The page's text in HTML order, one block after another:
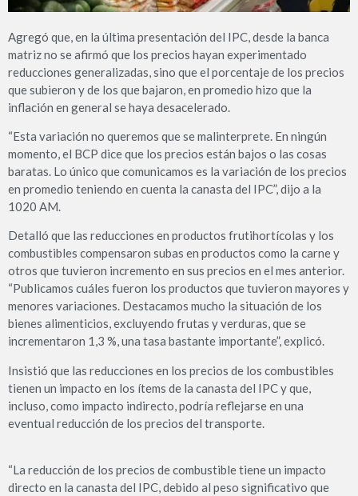
Agregó que, en la última presentación del IPC, desde la banca
matriz no se afirmó que los precios hayan experimentado
reducciones generalizadas, sino que el porcentaje de los precios
que subieron y de los que bajaron, en promedio hizo que la
inflación en general se haya desacelerado.
“Esta variación no queremos que se malinterprete. En ningún
momento, el BCP dice que los precios están bajos o las cosas
baratas. Lo único que comunicamos es la variación de los precios
en promedio teniendo en cuenta la canasta del IPC”, dijo a la
1020 AM.
Detalló que las reducciones en productos frutihortícolas y los
combustibles compensaron subas en productos como la carne y
otros que tuvieron incremento en sus precios en el mes anterior.
“Publicamos cuáles fueron los productos que tuvieron mayores y
menores variaciones. Destacamos mucho la situación de los
bienes alimenticios, excluyendo frutas y verduras, que se
incrementaron 1,3 %, una tasa bastante importante”, explicó.
Insistió que las reducciones en los precios de los combustibles
tienen un impacto en los ítems de la canasta del IPC y que,
incluso, como impacto indirecto, podría reflejarse en una
eventual reducción de los precios del transporte.
“La reducción de los precios de combustible tiene un impacto
directo en la canasta del IPC, debido al peso significativo que